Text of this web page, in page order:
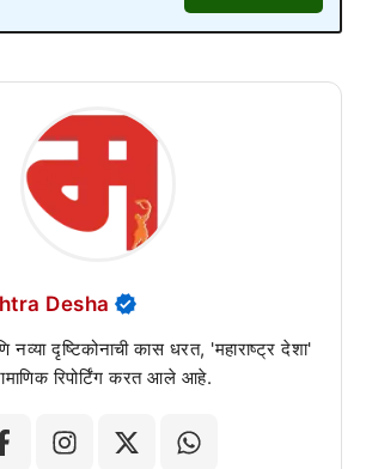
Desha
नव्या दृष्टिकोनाची कास धरत, 'महाराष्ट्र देशा'
रिपोर्टिंग करत आले आहे.